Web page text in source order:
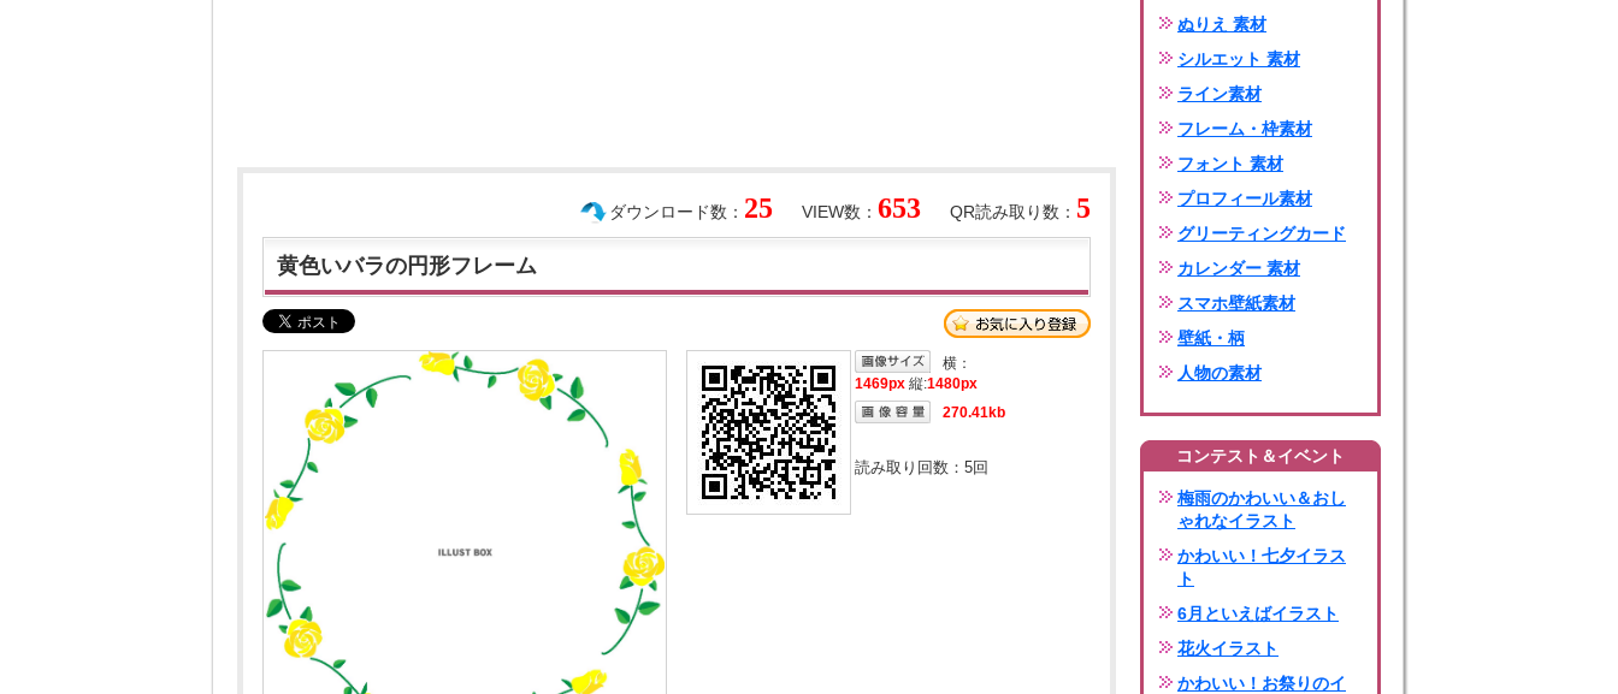
QR読み取り数： 5
VIEW数： 653
ダウンロード数： 25
黄色いバラの円形フレーム
横：
1469px 縦:1480px
270.41kb
読み取り回数： 5回
ぬりえ 素材
シルエット 素材
ライン素材
フレーム・枠素材
フォント 素材
プロフィール素材
グリーティングカード
カレンダー 素材
スマホ壁紙素材
壁紙・柄
人物の素材
コンテスト＆イベント
梅雨のかわいい＆おし
ゃれなイラスト
かわいい！七夕イラス
ト
6月といえばイラスト
花火イラスト
かわいい！お祭りのイ